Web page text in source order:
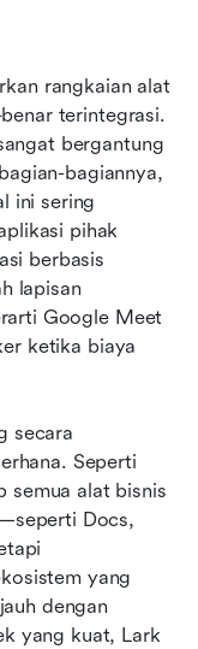
rangkaian alat
terintegrasi.
bergantung
bagiannya,
ini sering
pihak
berbasis
lapisan
Google Meet
ketika biaya
secara
Seperti
semua alat bisnis
Docs,
yang
dengan
yang kuat, Lark